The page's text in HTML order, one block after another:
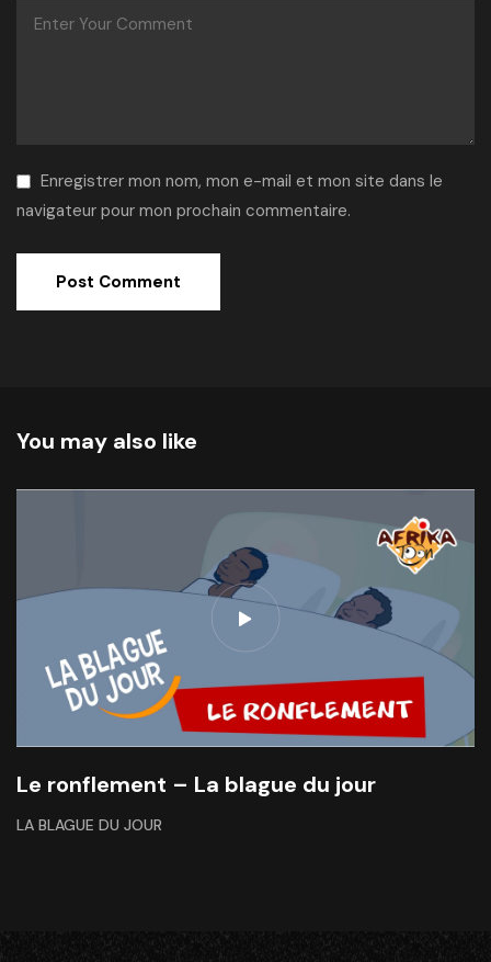
Enregistrer mon nom, mon e-mail et mon site dans le
navigateur pour mon prochain commentaire.
You may also like
Le ronflement – La blague du jour
LA BLAGUE DU JOUR